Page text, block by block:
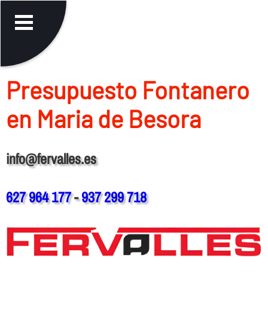
Presupuesto Fontanero
en Maria de Besora
info@fervalles.es
627 964 177-937 299 718